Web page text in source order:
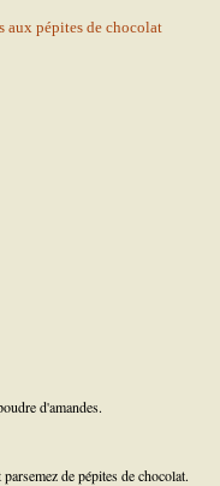
d'amandes.
de pépites de chocolat.